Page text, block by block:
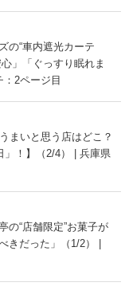
の“車内遮光カーテ
」「ぐっすり眠れま
2ページ目
まいと思う店はどこ？
」！】（2/4） | 兵庫県
の“店舗限定”お菓子が
だった」（1/2） |